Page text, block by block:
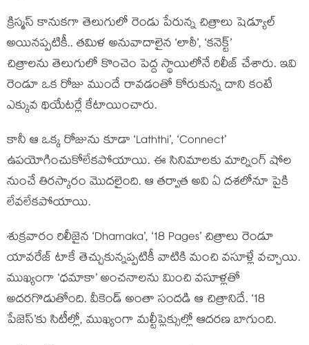
క్రిస్మస్ కానుకగా తెలుగులో రెండు పేరున్న చిత్రాలు షెడ్యూల్
అయినప్పటికీ.. తమిళ అనువాదాలైన ‘లాఠీ’, ‘కనెక్ట్’
చిత్రాలను తెలుగులో కొంచెం పెద్ద స్థాయిలోనే రిలీజ్ చేశారు. ఇవి
రెండూ ఒక రోజు ముందే రావడంతో కోరుకున్న దాని కంటే
ఎక్కువ థియేటర్లే కేటాయించారు.
కానీ ఆ ఒక్క రోజును కూడా ‘Laththi’, ‘Connect’
ఉపయోగించుకోలేకపోయాయి. ఈ సినిమాలకు మార్నింగ్ షోల
నుంచే తిరస్కారం మొదలైంది. ఆ తర్వాత అవి ఏ దశలోనూ పైకి
లేవలేకపోయాయి.
శుక్రవారం రిలీజైన ‘Dhamaka’, ‘18 Pages’ చిత్రాలు రెండూ
యావరేజ్ టాకే తెచ్చుకున్నప్పటికీ వాటికి మంచి వసూళ్లే వచ్చాయి.
ముఖ్యంగా ‘ధమాకా’ అంచనాలను మించి వసూళ్లతో
అదరగొడుతోంది. వీకెండ్ అంతా సందడి ఆ చిత్రానిదే. ‘18
పేజెస్’కు సిటీల్లో, ముఖ్యంగా మల్టీప్లెక్సుల్లో ఆదరణ బాగుంది.